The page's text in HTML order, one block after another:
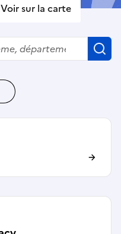
Voir sur la carte